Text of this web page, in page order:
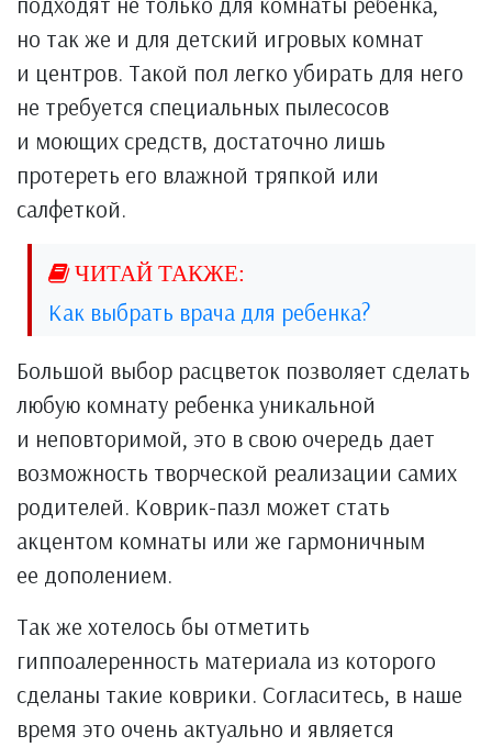
но так же и для детский игровых комнат
и центров. Такой пол легко убирать для него
не требуется специальных пылесосов
и моющих средств, достаточно лишь
протереть его влажной тряпкой или
салфеткой.
Как выбрать врача для ребенка?
Большой выбор расцветок позволяет сделать
любую комнату ребенка уникальной
и неповторимой, это в свою очередь дает
возможность творческой реализации самих
родителей. Коврик-пазл может стать
акцентом комнаты или же гармоничным
ее дополением.
Так же хотелось бы отметить
гиппоалеренность материала из которого
сделаны такие коврики. Согласитесь, в наше
время это очень актуально и является